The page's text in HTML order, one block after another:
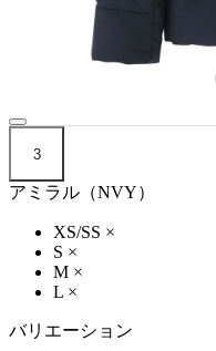
3
アミラル（NVY）
XS/SS ×
S ×
M ×
L ×
バリエーション